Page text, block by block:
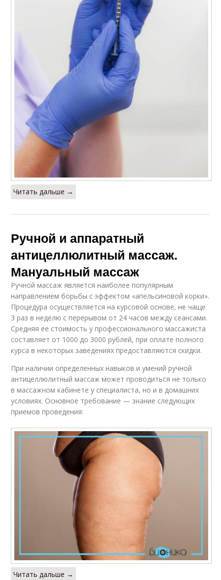
Читать дальше →
Ручной и аппаратный
антицеллюлитный массаж.
Мануальный массаж
Ручной массаж является наиболее популярным
направлением борьбы с эффектом «апельсиновой корки».
Процедура осуществляется на курсовой основе, не чаще
3 раз в неделю с перерывом от 24 часов между сеансами.
Средняя ее стоимость у профессионального массажиста
составляет от 1000 до 3000 рублей, при оплате полного
курса в некоторых заведениях предоставляются скидки.
При наличии определенных навыков и умений ручной
антицеллюлитный массаж может проводиться не только
в массажном кабинете у специалиста, но и в домашних
условиях. Основное требование — знание следующих
приемов проведения:
Читать дальше →